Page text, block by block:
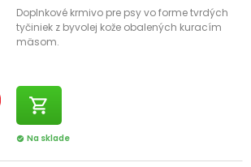
Doplnkové krmivo pre psy vo forme tvrdých
tyčiniek z byvolej kože obalených kuracím
mäsom.
shopping_cart
check_circle Na sklade